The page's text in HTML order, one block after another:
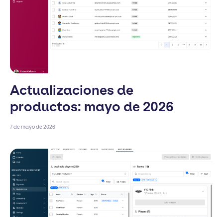
Actualizaciones de
productos: mayo de 2026
7 de mayo de 2026